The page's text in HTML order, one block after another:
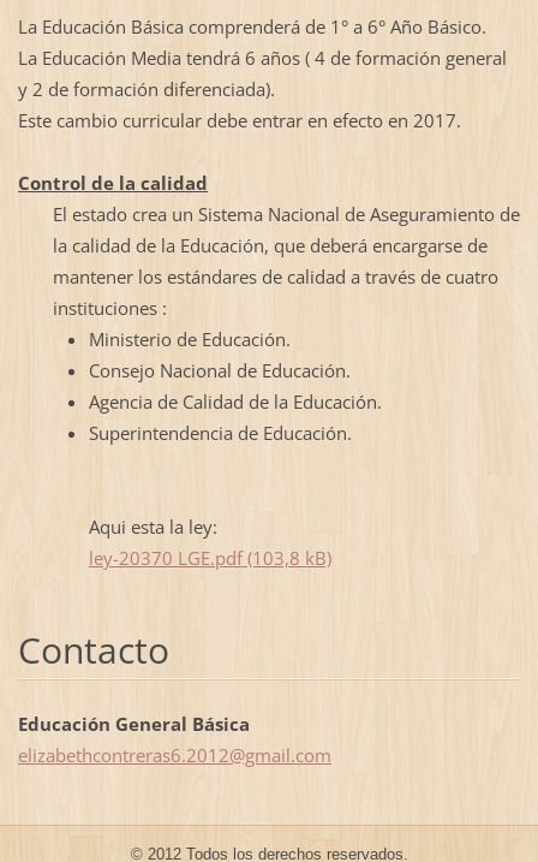
La Educación Básica comprenderá de 1° a 6° Año Básico.
La Educación Media tendrá 6 años ( 4 de formación general
y 2 de formación diferenciada).
Este cambio curricular debe entrar en efecto en 2017.
Control de la calidad
El estado crea un Sistema Nacional de Aseguramiento de
la calidad de la Educación, que deberá encargarse de
mantener los estándares de calidad a través de cuatro
instituciones :
Ministerio de Educación.
Consejo Nacional de Educación.
Agencia de Calidad de la Educación.
Superintendencia de Educación.
Aqui esta la ley:
ley-20370 LGE.pdf (103,8 kB)
Contacto
Educación General Básica
elizabethcontreras6.2012@gmail.com
© 2012 Todos los derechos reservados.